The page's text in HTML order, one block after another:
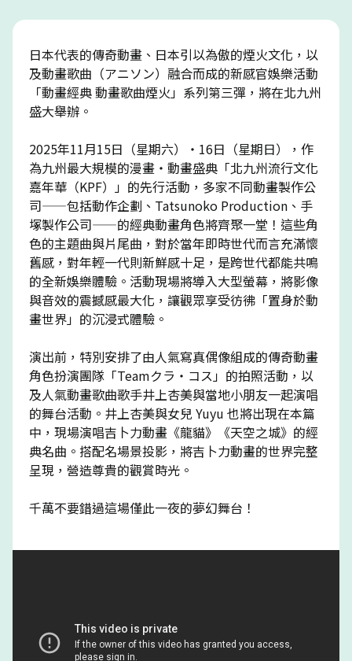
日本代表的傳奇動畫、日本引以為傲的煙火文化，以
及動畫歌曲（アニソン）融合而成的新感官娛樂活動
「動畫經典 動畫歌曲煙火」系列第三彈，將在北九州
盛大舉辦。
2025年11月15日（星期六）・16日（星期日），作
為九州最大規模的漫畫・動畫盛典「北九州流行文化
嘉年華（KPF）」的先行活動，多家不同動畫製作公
司——包括動作企劃、Tatsunoko Production、手
塚製作公司——的經典動畫角色將齊聚一堂！這些角
色的主題曲與片尾曲，對於當年即時世代而言充滿懷
舊感，對年輕一代則新鮮感十足，是跨世代都能共鳴
的全新娛樂體驗。活動現場將導入大型螢幕，將影像
與音效的震撼感最大化，讓觀眾享受彷彿「置身於動
畫世界」的沉浸式體驗。
演出前，特別安排了由人氣寫真偶像組成的傳奇動畫
角色扮演團隊「Teamクラ・コス」的拍照活動，以
及人氣動畫歌曲歌手井上杏美與當地小朋友一起演唱
的舞台活動。井上杏美與女兒 Yuyu 也將出現在本篇
中，現場演唱吉卜力動畫《龍貓》《天空之城》的經
典名曲。搭配名場景投影，將吉卜力動畫的世界完整
呈現，營造尊貴的觀賞時光。
千萬不要錯過這場僅此一夜的夢幻舞台！